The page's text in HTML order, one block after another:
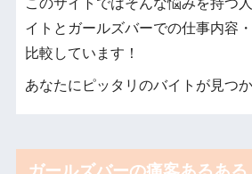
イトとガールズバーでの仕事内容
比較しています！
あなたにピッタリのバイトが見つ